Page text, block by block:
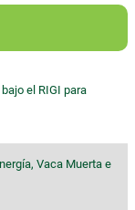
el RIGI para
Vaca Muerta e